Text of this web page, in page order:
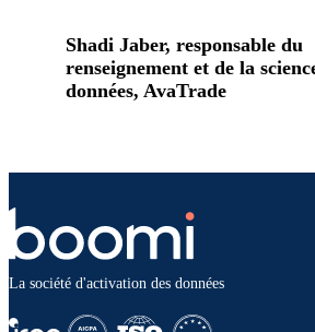
Shadi Jaber, responsable du
renseignement et de la
données, AvaTrade
La société d'activation des données